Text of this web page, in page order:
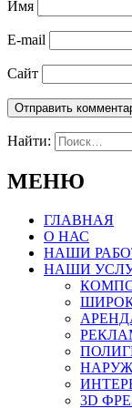
Имя
E-mail
Сайт
Найти:
МЕНЮ
ГЛАВНАЯ
О НАС
НАШИ
НАШИ
3D